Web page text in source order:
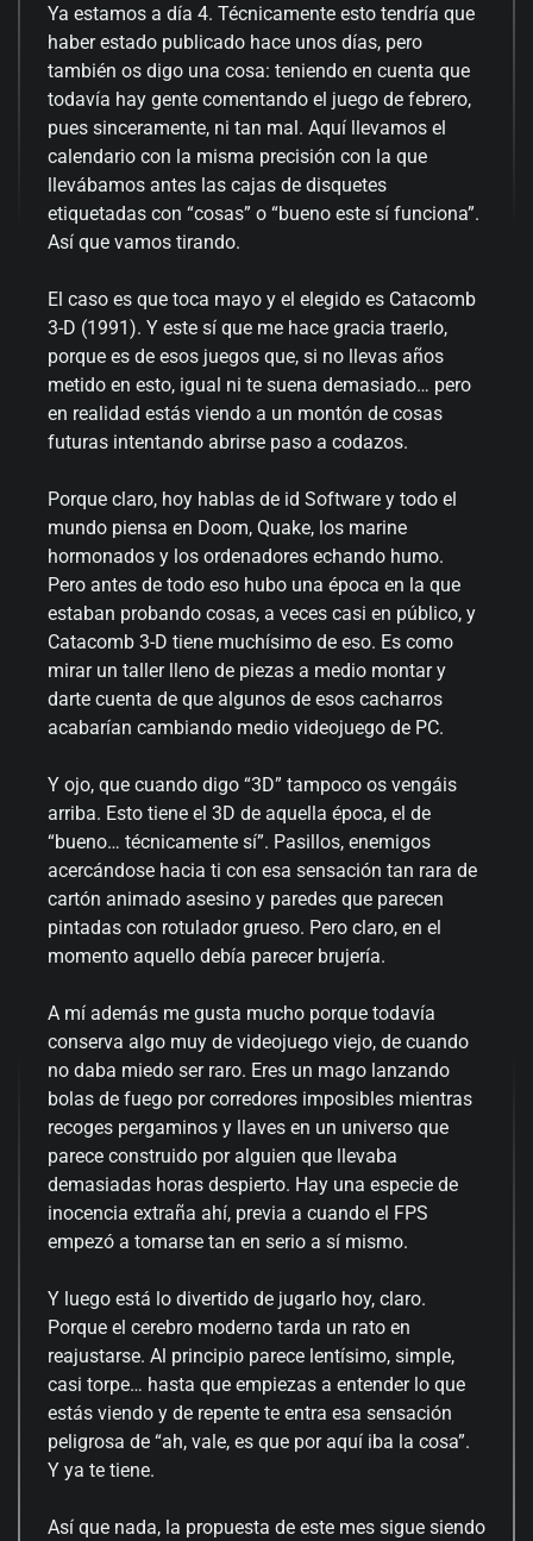
Ya estamos a día 4. Técnicamente esto tendría que
haber estado publicado hace unos días, pero
también os digo una cosa: teniendo en cuenta que
todavía hay gente comentando el juego de febrero,
pues sinceramente, ni tan mal. Aquí llevamos el
calendario con la misma precisión con la que
llevábamos antes las cajas de disquetes
etiquetadas con “cosas” o “bueno este sí funciona”.
Así que vamos tirando.
El caso es que toca mayo y el elegido es Catacomb
3-D (1991). Y este sí que me hace gracia traerlo,
porque es de esos juegos que, si no llevas años
metido en esto, igual ni te suena demasiado… pero
en realidad estás viendo a un montón de cosas
futuras intentando abrirse paso a codazos.
Porque claro, hoy hablas de id Software y todo el
mundo piensa en Doom, Quake, los marine
hormonados y los ordenadores echando humo.
Pero antes de todo eso hubo una época en la que
estaban probando cosas, a veces casi en público, y
Catacomb 3-D tiene muchísimo de eso. Es como
mirar un taller lleno de piezas a medio montar y
darte cuenta de que algunos de esos cacharros
acabarían cambiando medio videojuego de PC.
Y ojo, que cuando digo “3D” tampoco os vengáis
arriba. Esto tiene el 3D de aquella época, el de
“bueno… técnicamente sí”. Pasillos, enemigos
acercándose hacia ti con esa sensación tan rara de
cartón animado asesino y paredes que parecen
pintadas con rotulador grueso. Pero claro, en el
momento aquello debía parecer brujería.
A mí además me gusta mucho porque todavía
conserva algo muy de videojuego viejo, de cuando
no daba miedo ser raro. Eres un mago lanzando
bolas de fuego por corredores imposibles mientras
recoges pergaminos y llaves en un universo que
parece construido por alguien que llevaba
demasiadas horas despierto. Hay una especie de
inocencia extraña ahí, previa a cuando el FPS
empezó a tomarse tan en serio a sí mismo.
Y luego está lo divertido de jugarlo hoy, claro.
Porque el cerebro moderno tarda un rato en
reajustarse. Al principio parece lentísimo, simple,
casi torpe… hasta que empiezas a entender lo que
estás viendo y de repente te entra esa sensación
peligrosa de “ah, vale, es que por aquí iba la cosa”.
Y ya te tiene.
Así que nada, la propuesta de este mes sigue siendo